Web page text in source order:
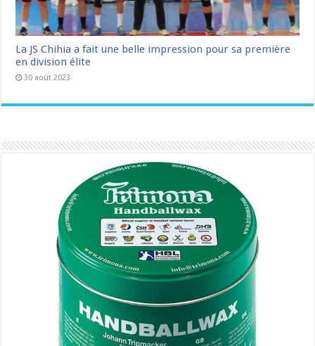
La JS Chihia a fait une belle impression pour sa première
en division élite
30 août 2023